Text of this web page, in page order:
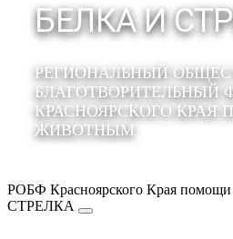
БЕЛКА И
РЕГИОНАЛЬНЫЙ
БЛАГОТВОРИТЕЛЬНЫЙ
КРАСНОЯРСКОГО КРАЯ
ЖИВОТНЫМ
РОБФ Красноярского Края
СТРЕЛКА